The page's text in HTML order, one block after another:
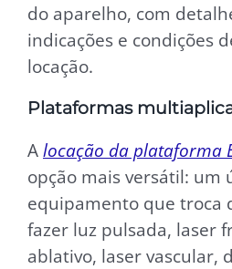
do aparelho, com
indicações e condições
locação.
Plataformas
A locação da plataforma
opção mais versátil: um
equipamento que troca
fazer luz pulsada, laser
ablativo, laser vascular,